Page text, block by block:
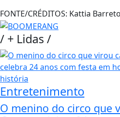
FONTE/CRÉDITOS: Kattia Barreto
/ + Lidas/
Entretenimento
O menino do circo que